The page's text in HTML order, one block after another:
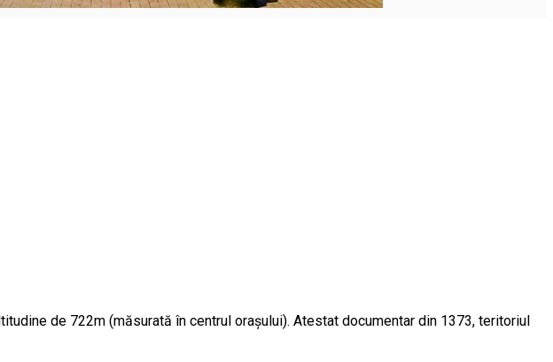
de 722m (măsurată în centrul orașului). Atestat documentar din 1373, teritoriul